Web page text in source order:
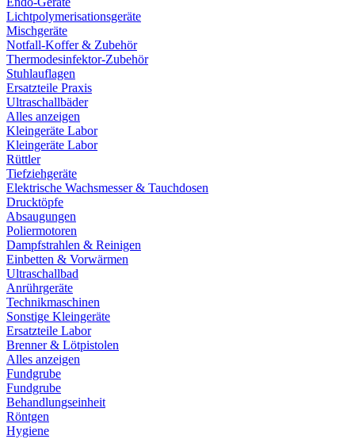
Lichtpolymerisationsgeräte
Mischgeräte
Notfall-Koffer & Zubehör
Thermodesinfektor-Zubehör
Stuhlauflagen
Ersatzteile Praxis
Ultraschallbäder
Alles anzeigen
Kleingeräte Labor
Kleingeräte Labor
Rüttler
Tiefziehgeräte
Elektrische Wachsmesser & Tauchdosen
Drucktöpfe
Absaugungen
Poliermotoren
Dampfstrahlen & Reinigen
Einbetten & Vorwärmen
Ultraschallbad
Anrührgeräte
Technikmaschinen
Sonstige Kleingeräte
Ersatzteile Labor
Brenner & Lötpistolen
Alles anzeigen
Fundgrube
Fundgrube
Behandlungseinheit
Röntgen
Hygiene